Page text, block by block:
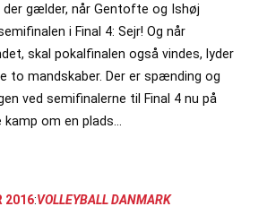
der gælder, når Gentofte og Ishøj
i Final 4: Sejr! Og når
skal pokalfinalen også vindes, lyder
to mandskaber. Der er spænding og
ved semifinalerne til Final 4 nu på
om en plads…
2016:VOLLEYBALL DANMARK